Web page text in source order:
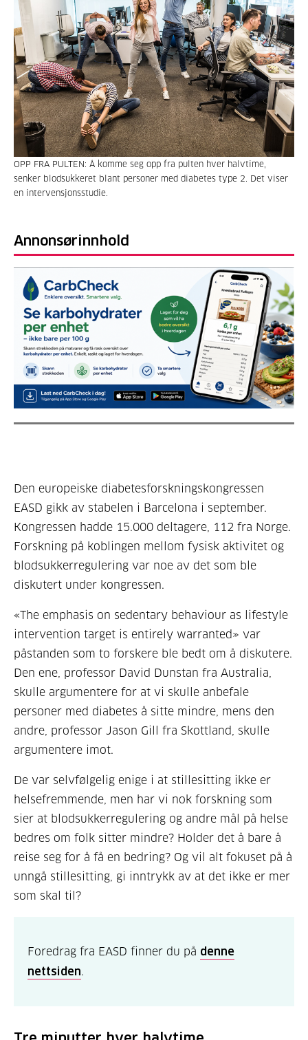
OPP FRA PULTEN: Å komme seg opp fra pulten hver halvtime,
senker blodsukkeret blant personer med diabetes type 2. Det viser
en intervensjonsstudie.
Annonsørinnhold
Den europeiske diabetesforskningskongressen
EASD gikk av stabelen i Barcelona i september.
Kongressen hadde 15.000 deltagere, 112 fra Norge.
Forskning på koblingen mellom fysisk aktivitet og
blodsukkerregulering var noe av det som ble
diskutert under kongressen.
«The emphasis on sedentary behaviour as lifestyle
intervention target is entirely warranted» var
påstanden som to forskere ble bedt om å diskutere.
Den ene, professor David Dunstan fra Australia,
skulle argumentere for at vi skulle anbefale
personer med diabetes å sitte mindre, mens den
andre, professor Jason Gill fra Skottland, skulle
argumentere imot.
De var selvfølgelig enige i at stillesitting ikke er
helsefremmende, men har vi nok forskning som
sier at blodsukkerregulering og andre mål på helse
bedres om folk sitter mindre? Holder det å bare å
reise seg for å få en bedring? Og vil alt fokuset på å
unngå stillesitting, gi inntrykk av at det ikke er mer
som skal til?
Foredrag fra EASD finner du på denne
nettsiden.